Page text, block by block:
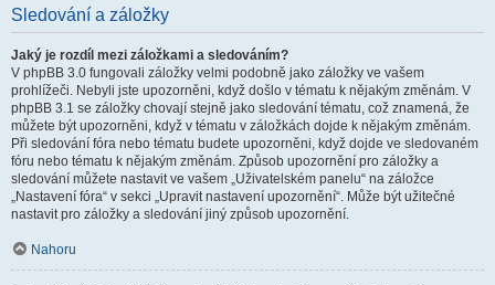
Sledování a záložky
Jaký je rozdíl mezi záložkami a sledováním?
V phpBB 3.0 fungovali záložky velmi podobně jako záložky ve vašem
prohlížeči. Nebyli jste upozorněni, když došlo v tématu k nějakým změnám. V
phpBB 3.1 se záložky chovají stejně jako sledování tématu, což znamená, že
můžete být upozorněni, když v tématu v záložkách dojde k nějakým změnám.
Při sledování fóra nebo tématu budete upozorněni, když dojde ve sledovaném
fóru nebo tématu k nějakým změnám. Způsob upozornění pro záložky a
sledování můžete nastavit ve vašem „Uživatelském panelu“ na záložce
„Nastavení fóra“ v sekci „Upravit nastavení upozornění“. Může být užitečné
nastavit pro záložky a sledování jiný způsob upozornění.
Nahoru